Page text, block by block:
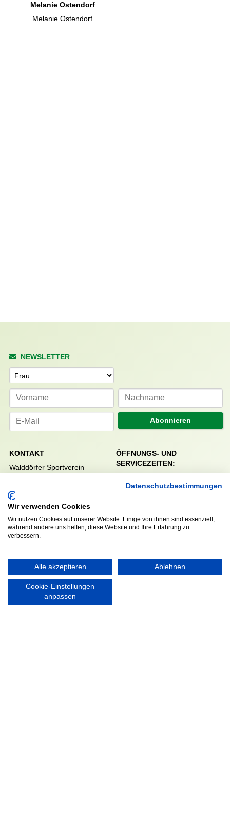
Melanie Ostendorf
Melanie Ostendorf
NEWSLETTER
Anrede
Abonnieren
KONTAKT
Walddörfer Sportverein
Tel. 040 / 64 50 62 - 0
info@walddoerfer-sv.de
ÖFFNUNGS- UND
SERVICEZEITEN:
Sa. & So. 9:00 – 19:00 Uhr
Datenschutzbestimmungen
Wir verwenden Cookies
Wir nutzen Cookies auf unserer Website. Einige von ihnen sind essenziell,
während andere uns helfen, diese Website und Ihre Erfahrung zu
verbessern.
Alle akzeptieren Ablehnen
Cookie-Einstellungen
anpassen